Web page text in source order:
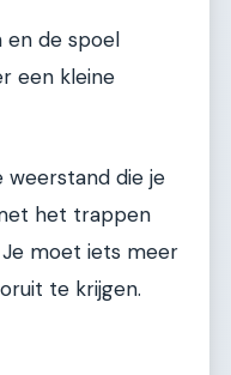
en de spoel
een kleine
weerstand die je
het trappen
moet iets meer
te krijgen.